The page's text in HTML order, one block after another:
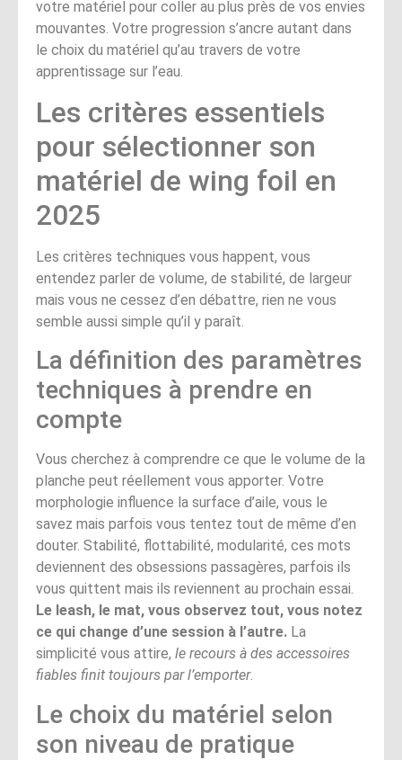
votre matériel pour coller au plus près de vos envies
mouvantes. Votre progression s’ancre autant dans
le choix du matériel qu’au travers de votre
apprentissage sur l’eau.
Les critères essentiels
pour sélectionner son
matériel de wing foil en
2025
Les critères techniques vous happent, vous
entendez parler de volume, de stabilité, de largeur
mais vous ne cessez d’en débattre, rien ne vous
semble aussi simple qu’il y paraît.
La définition des paramètres
techniques à prendre en
compte
Vous cherchez à comprendre ce que le volume de la
planche peut réellement vous apporter. Votre
morphologie influence la surface d’aile, vous le
savez mais parfois vous tentez tout de même d’en
douter. Stabilité, flottabilité, modularité, ces mots
deviennent des obsessions passagères, parfois ils
vous quittent mais ils reviennent au prochain essai.
Le leash, le mat, vous observez tout, vous notez
ce qui change d’une session à l’autre. La
simplicité vous attire, le recours à des accessoires
fiables finit toujours par l’emporter.
Le choix du matériel selon
son niveau de pratique